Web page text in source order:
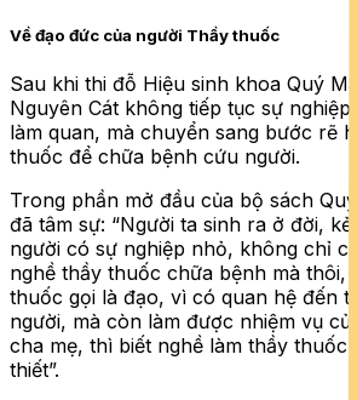
Về đạo đức của người Thầy thuốc
Sau khi thi đỗ Hiệu sinh khoa Quý
Nguyên Cát không tiếp tục sự nghiệp
làm quan, mà chuyển sang bước rẽ
thuốc để chữa bệnh cứu người.
Trong phần mở đầu của bộ sách Quỳ
đã tâm sự: “Người ta sinh ra ở đời, kẻ
người có sự nghiệp nhỏ, không chỉ
nghề thầy thuốc chữa bệnh mà thôi,
thuốc gọi là đạo, vì có quan hệ đến
người, mà còn làm được nhiệm vụ
cha mẹ, thì biết nghề làm thầy thuốc
thiết”.